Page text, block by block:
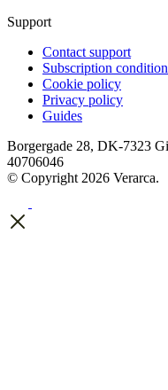
Support
Contact support
Subscription
Cookie policy
Privacy policy
Guides
Borgergade 28, DK-7323
40706046
© Copyright 2026 Verarca.